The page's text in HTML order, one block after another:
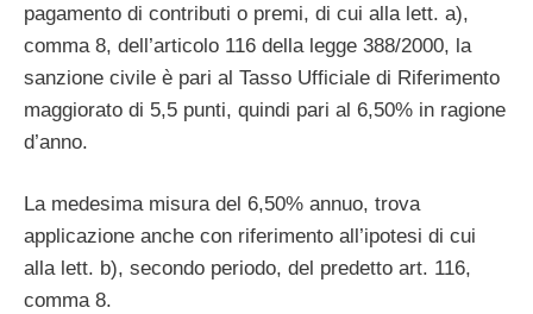
pagamento di contributi o premi, di cui alla lett. a),
comma 8, dell’articolo 116 della legge 388/2000, la
sanzione civile è pari al Tasso Ufficiale di Riferimento
maggiorato di 5,5 punti, quindi pari al 6,50% in ragione
d’anno.
La medesima misura del 6,50% annuo, trova
applicazione anche con riferimento all’ipotesi di cui
alla lett. b), secondo periodo, del predetto art. 116,
comma 8.